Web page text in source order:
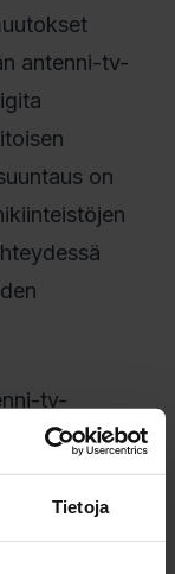
Tietoja
antenni-tv-
on
tv-